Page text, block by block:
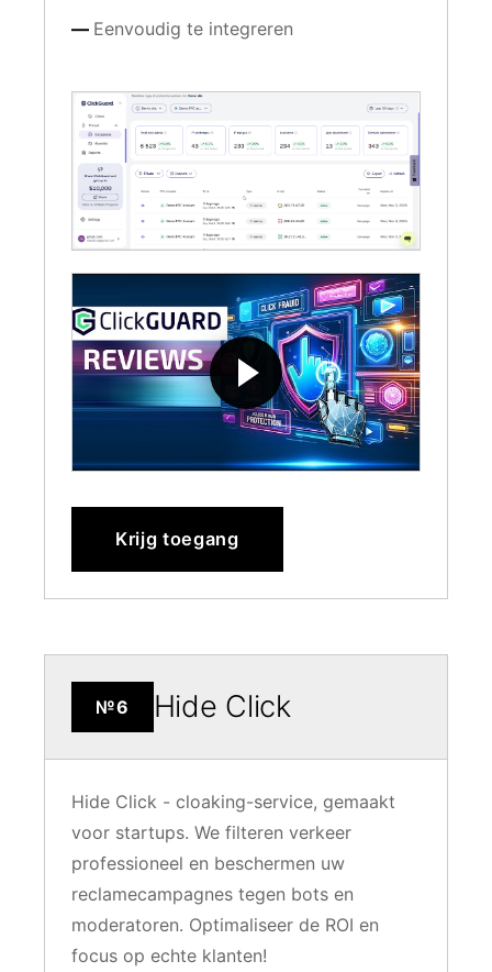
Eenvoudig te integreren
Krijg toegang
№6 Hide Click
Hide Click - cloaking-service, gemaakt
voor startups. We filteren verkeer
professioneel en beschermen uw
reclamecampagnes tegen bots en
moderatoren. Optimaliseer de ROI en
focus op echte klanten!